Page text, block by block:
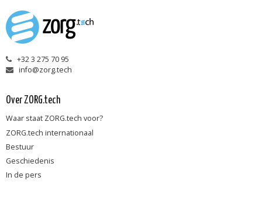
+32 3 275 70 95
info@zorg.tech
Over ZORG.tech
Waar staat ZORG.tech voor?
ZORG.tech internationaal
Bestuur
Geschiedenis
In de pers